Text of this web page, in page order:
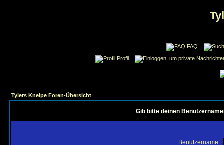
FAQ
Profil
Tylers Kneipe Foren-Übersicht
Gib bitte deinen
Benutzername: